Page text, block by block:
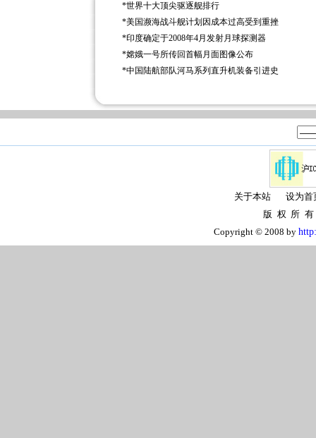
*世界十大顶尖驱逐舰排行
*美国濒海战斗舰计划因成本过高受到重挫
*印度确定于2008年4月发射月球探测器
*嫦娥一号所传回首幅月面图像公布
*中国陆航部队河马系列直升机装备引进史